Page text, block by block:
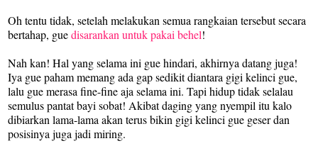
Oh tentu tidak, setelah melakukan semua rangkaian tersebut secara
bertahap, guedisarankan untuk pakai behel!
Nah kan! Hal yang selama ini gue hindari, akhirnya datang juga!
Iya gue paham memang ada gap sedikit diantara gigi kelinci gue,
lalu gue merasa fine-fine aja selama ini. Tapi hidup tidak selalau
semulus pantat bayi sobat! Akibat daging yang nyempil itu kalo
dibiarkan lama-lama akan terus bikin gigi kelinci gue geser dan
posisinya juga jadi miring.